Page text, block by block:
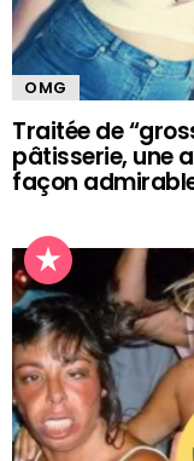
OMG
Traitée de
pâtisserie, une
façon